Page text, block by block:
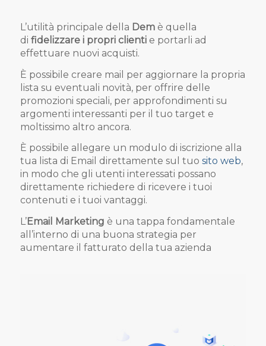
L’utilità principale della Demè quella
di fidelizzare i propri clientie portarli ad
effettuare nuovi acquisti.
È possibile creare mail per aggiornare la propria
lista su eventuali novità, per offrire delle
promozioni speciali, per approfondimenti su
argomenti interessanti per il tuo target e
moltissimo altro ancora.
È possibile allegare un modulo di iscrizione alla
tua lista di Email direttamente sul tuo sito web,
in modo che gli utenti interessati possano
direttamente richiedere di ricevere i tuoi
contenuti e i tuoi vantaggi.
L’Email Marketing è una tappa fondamentale
all’interno di una buona strategia per
aumentare il fatturato della tua azienda